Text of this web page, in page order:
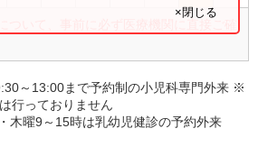
ついて、事前に必ず医療機関に直接ご確
×閉じる
～13:00まで予約制の小児科専門外来 ※
行っておりません
木曜9～15時は乳幼児健診の予約外来